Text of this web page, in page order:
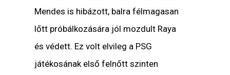
Mendes is hibázott, balra félmagasan
lőtt próbálkozására jól mozdult Raya
és védett. Ez volt elvileg a PSG
játékosának első felnőtt szinten